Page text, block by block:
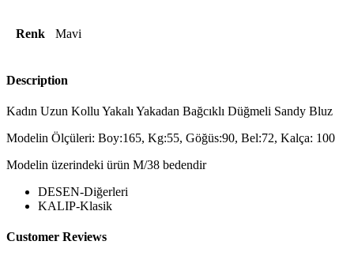
Renk Mavi
Description
Kadın Uzun Kollu Yakalı Yakadan Bağcıklı Düğmeli Sandy Bluz
Modelin Ölçüleri: Boy:165, Kg:55, Göğüs:90, Bel:72, Kalça: 100
Modelin üzerindeki ürün M/38 bedendir
DESEN-Diğerleri
KALIP-Klasik
Customer Reviews